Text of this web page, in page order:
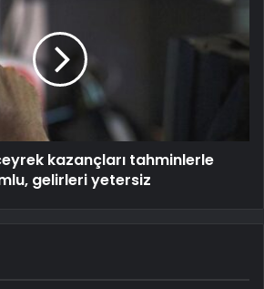
kazançları tahminlerle
gelirleri yetersiz